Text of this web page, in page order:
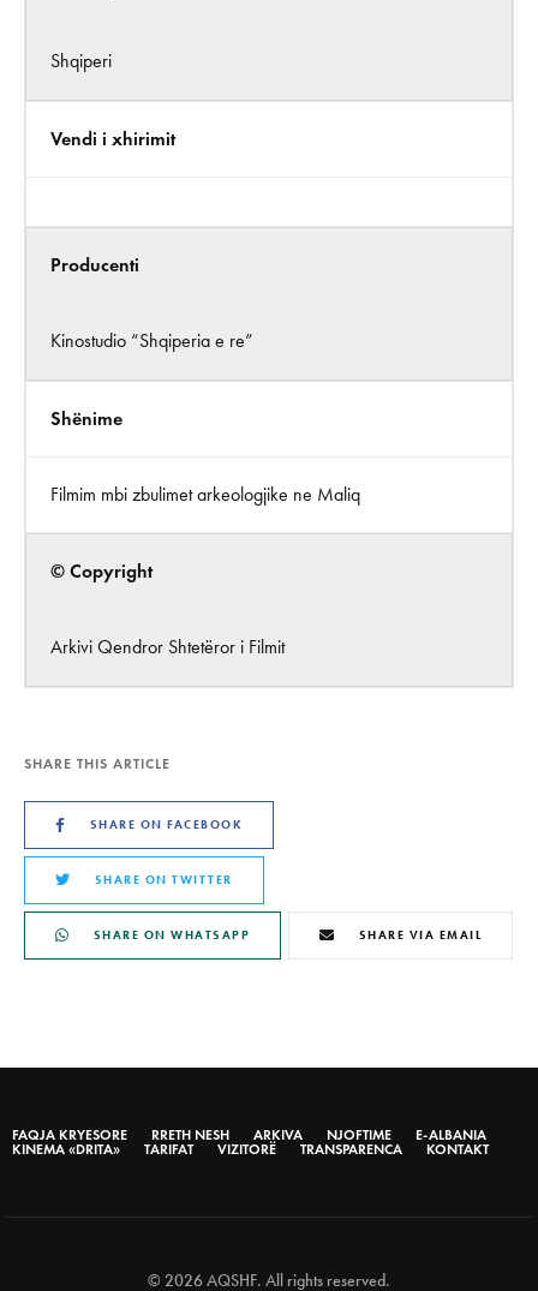
Shqiperi
Vendi i xhirimit
Producenti
Kinostudio “Shqiperia e re”
Shënime
Filmim mbi zbulimet arkeologjike ne Maliq
© Copyright
Arkivi Qendror Shtetëror i Filmit
SHARE THIS ARTICLE
SHARE ON FACEBOOK
SHARE ON TWITTER
SHARE ON WHATSAPP SHARE VIA EMAIL
FAQJA KRYESORE RRETH NESH ARKIVA NJOFTIME
E-ALBANIA
KINEMA «DRITA»
TARIFAT VIZITORË TRANSPARENCA KONTAKT
© 2026 AQSHF. All rights reserved.